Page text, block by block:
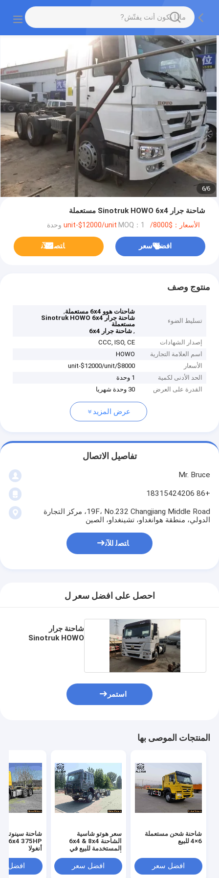
1
/
6
شاحنة جرار Sinotruk HOWO 6x4 مستعملة
الأسعار：$8000/unit-$12000/unit MOQ：1 وحدة
افضل سعر ﺎﺘﺼﻟ ﺍﻶﻧ
منتوج وصف
تسليط الضوء
شاحنات هوو 6x4 مستعملة
,
شاحنة جرار Sinotruk HOWO 6x4
مستعملة
,شاحنة جرار 6x4
إصدار الشهادات
CCC, ISO, CE
اسم العلامة التجارية
HOWO
الأسعار
$8000/unit-$12000/unit
الحد الأدنى لكمية
1 وحدة
القدرة على العرض
30 وحدة شهريا
عرض المزيد
تفاصيل الاتصال
Mr. Bruce
+86 18315424206
19F، No.232 Changjiang Middle Road، مركز التجارة
الدولي، منطقة هوانغداو، تشينغداو، الصين
ﺎﺘﺼﻟ ﺍﻶﻧ
احصل على افضل سعر ل
شاحنة جرار
Sinotruk HOWO
استمر
المنتجات الموصى بها
شاحنة شحن مستعملة
6×4 للبيع
افضل سعر
سعر هوتو شاسية
الشاحنة 6x4 & 8x4
المستخدمة للبيع في
افضل سعر
أنغولا
افضل